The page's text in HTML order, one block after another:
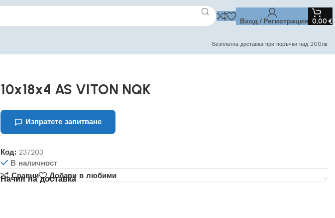
Вход / Регистрация 0,00 €
Безплатна доставка при поръчки над 200лв
10x18x4 AS VITON NQK
Изпратете запитване
Код: 237203
В наличност
Сравни
Добави в любими
Начин на доставка